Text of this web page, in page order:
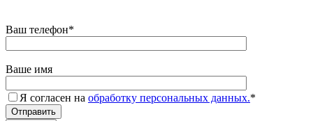
Ваш телефон*
Ваше имя
Я согласен на обработку персональных данных.*